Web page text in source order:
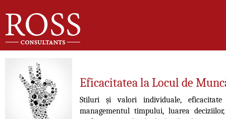
Eficacitatea la Locul de
Stiluri și valori individuale, eficacitate
managementul timpului, luarea